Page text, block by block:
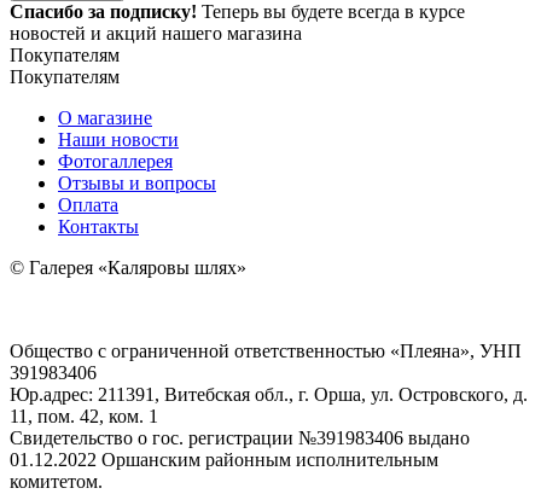
Спасибо за подписку! Теперь вы будете всегда в курсе
новостей и акций нашего магазина
Покупателям
Покупателям
О магазине
Наши новости
Фотогаллерея
Отзывы и вопросы
Оплата
Контакты
© Галерея «Каляровы шлях»
Общество с ограниченной ответственностью «Плеяна», УНП
391983406
Юр.адрес: 211391, Витебская обл., г. Орша, ул. Островского, д.
11, пом. 42, ком. 1
Свидетельство о гос. регистрации №391983406 выдано
01.12.2022 Оршанским районным исполнительным
комитетом.